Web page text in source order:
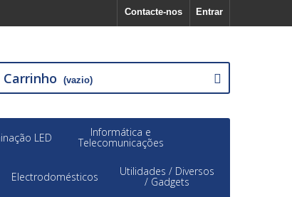
Entrar
Contacte-nos
Carrinho (vazio)
LED Informática e
Telecomunicações
Electrodomésticos Utilidades / Diversos
/ Gadgets